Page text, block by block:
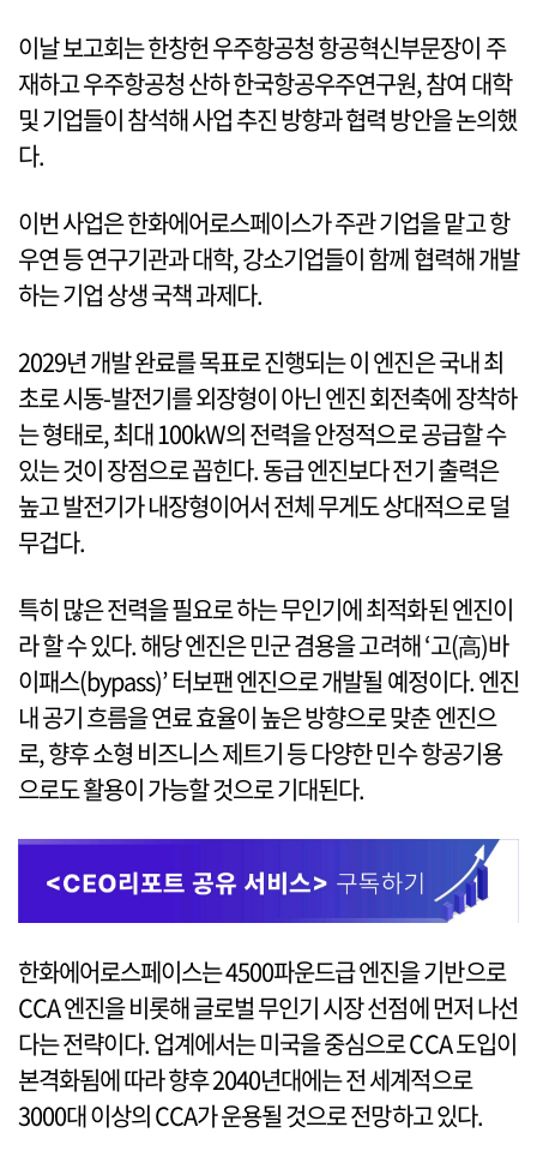
이날 보고회는 한창헌 우주항공청 항공혁신부문장이 주
재하고 우주항공청 산하 한국항공우주연구원, 참여 대학
및 기업들이 참석해 사업 추진 방향과 협력 방안을 논의했
다.
이번 사업은 한화에어로스페이스가 주관 기업을 맡고 항
우연 등 연구기관과 대학, 강소기업들이 함께 협력해 개발
하는 기업 상생 국책 과제다.
2029년 개발 완료를 목표로 진행되는 이 엔진은 국내 최
초로 시동-발전기를 외장형이 아닌 엔진 회전축에 장착하
는 형태로, 최대 100kW의 전력을 안정적으로 공급할 수
있는 것이 장점으로 꼽힌다. 동급 엔진보다 전기 출력은
높고 발전기가 내장형이어서 전체 무게도 상대적으로 덜
무겁다.
특히 많은 전력을 필요로 하는 무인기에 최적화된 엔진이
라 할 수 있다. 해당 엔진은 민군 겸용을 고려해 ‘고(高)바
이패스(bypass)’ 터보팬 엔진으로 개발될 예정이다. 엔진
내 공기 흐름을 연료 효율이 높은 방향으로 맞춘 엔진으
로, 향후 소형 비즈니스 제트기 등 다양한 민수 항공기용
으로도 활용이 가능할 것으로 기대된다.
한화에어로스페이스는 4500파운드급 엔진을 기반으로
CCA 엔진을 비롯해 글로벌 무인기 시장 선점에 먼저 나선
다는 전략이다. 업계에서는 미국을 중심으로 CCA 도입이
본격화됨에 따라 향후 2040년대에는 전 세계적으로
3000대 이상의 CCA가 운용될 것으로 전망하고 있다.